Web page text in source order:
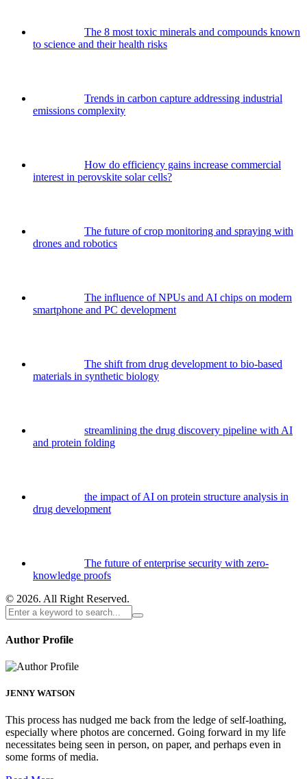
The 8 most toxic minerals and compounds known
to science and their health risks
Trends in carbon capture addressing industrial
emissions complexity
How do efficiency gains increase commercial
interest in perovskite solar cells?
The future of crop monitoring and spraying with
drones and robotics
The influence of NPUs and AI chips on modern
smartphone and PC development
The shift from drug development to bio-based
materials in synthetic biology
streamlining the drug discovery pipeline with AI
and protein folding
the impact of AI on protein structure analysis in
drug development
The future of enterprise security with zero-
knowledge proofs
© 2026. All Right Reserved.
Author Profile
JENNY WATSON
This process has nudged me back from the ledge of self-loathing,
especially where photos are concerned. Going forward in my life
necessitates being seen in person, on paper, and perhaps even in
some forms of media.